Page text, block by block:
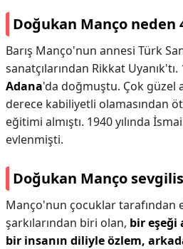
Doğukan Manço neden
Barış Manço'nun annesi Türk
sanatçılarından Rikkat Uyanık'tı.
Adana'da doğmuştu. Çok güzel
derece kabiliyetli olamasından
eğitimi almıştı. 1940 yılında
evlenmişti.
Doğukan Manço
Manço'nun çocuklar tarafından
şarkılarından biri olan, bir eşeği
bir insanın diliyle özlem,